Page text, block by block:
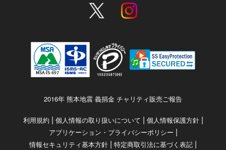
2016年 熊本地震 義捐金 チャリティ販売ご報告
利用規約 | 個人情報の取り扱いについて | 個人情報保護方針|
アプリケーション・プライバシーポリシー |
情報セキュリティ基本方針 | 特定商取引法に基づく表記 |